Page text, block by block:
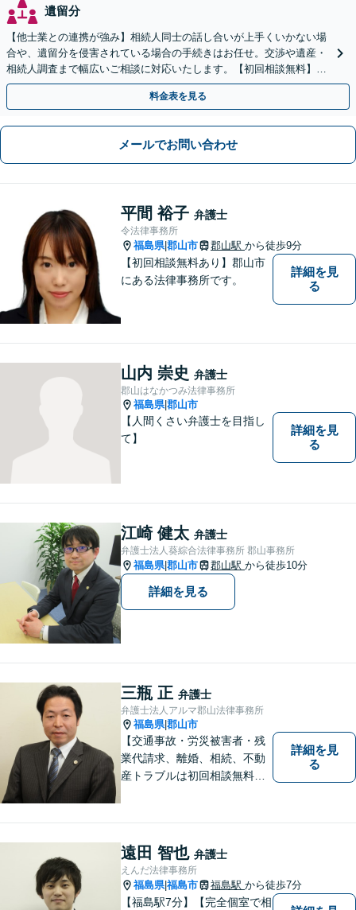
遺留分
【他士業との連携が強み】相続人同士の話し合いが上手くいかない場
合や、遺留分を侵害されている場合の手続きはお任せ。交渉や遺産・
相続人調査まで幅広いご相談に対応いたします。【初回相談無料】
【出張相談OK】【LINE可】
料金表を見る
メールでお問い合わせ
平間 裕子 弁護士
令法律事務所
福島県|郡山市 郡山駅 から徒歩9分
【初回相談無料あり】郡山市
にある法律事務所です。
詳細を見
る
山内 崇史 弁護士
郡山はなかつみ法律事務所
福島県|郡山市
【人間くさい弁護士を目指し
て】
詳細を見
る
江崎 健太 弁護士
弁護士法人葵綜合法律事務所 郡山事務所
福島県|郡山市 郡山駅 から徒歩10分
詳細を見る
三瓶 正 弁護士
弁護士法人アルマ郡山法律事務所
福島県|郡山市
【交通事故・労災被害者・残
業代請求、離婚、相続、不動
産トラブルは初回相談無料】
は着手金0円です。【電話相談
も可能】
詳細を見
る
遠田 智也 弁護士
えんだ法律事務所
福島県|福島市 福島駅 から徒歩7分
【福島駅7分】【完全個室で相